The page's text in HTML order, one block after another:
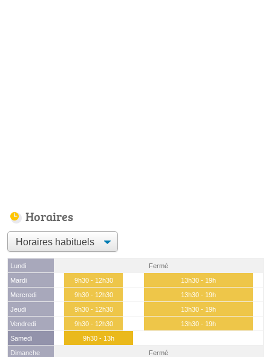
Horaires
Lundi
Fermé
Mardi
9h30 - 12h30
13h30 - 19h
Mercredi
9h30 - 12h30
13h30 - 19h
Jeudi
9h30 - 12h30
13h30 - 19h
Vendredi
9h30 - 12h30
13h30 - 19h
Samedi
9h30 - 13h
Dimanche
Fermé